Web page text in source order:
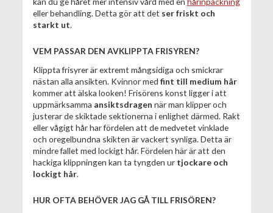
eller behandling. Detta gör att det ser friskt och
starkt ut.
VEM PASSAR DEN AVKLIPPTA FRISYREN?
Klippta frisyrer är extremt mångsidiga och smickrar
nästan alla ansikten. Kvinnor med fint till medium hår
kommer att älska looken! Frisörens konst ligger i att
uppmärksamma ansiktsdragen när man klipper och
justerar de skiktade sektionerna i enlighet därmed. Rakt
eller vågigt hår har fördelen att de medvetet vinklade
och oregelbundna skikten är vackert synliga. Detta är
mindre fallet med lockigt hår. Fördelen här är att den
hackiga klippningen kan ta tyngden ur tjockare och
lockigt hår.
HUR OFTA BEHÖVER JAG GÅ TILL FRISÖREN?